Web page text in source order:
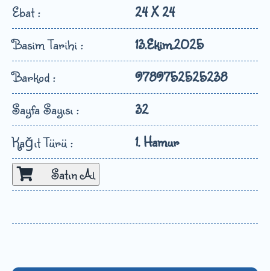
Ebat :
24 X 24
Basim Tarihi :
13.Ekim.2025
Barkod :
9789752525238
Sayfa Sayısı :
32
Kağıt Türü :
1. Hamur
Satın Al